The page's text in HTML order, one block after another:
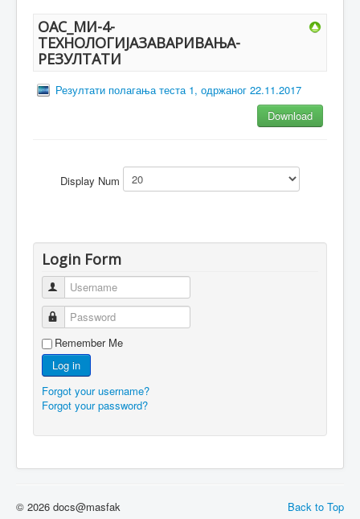
ОАС_МИ-4-
ТЕХНОЛОГИЈАЗАВАРИВАЊА-
РЕЗУЛТАТИ
Резултати полагања теста 1, одржаног 22.11.2017
Download
Display Num
Login Form
Username
Password
Remember Me
Log in
Forgot your username?
Forgot your password?
Back to Top
© 2026 docs@masfak